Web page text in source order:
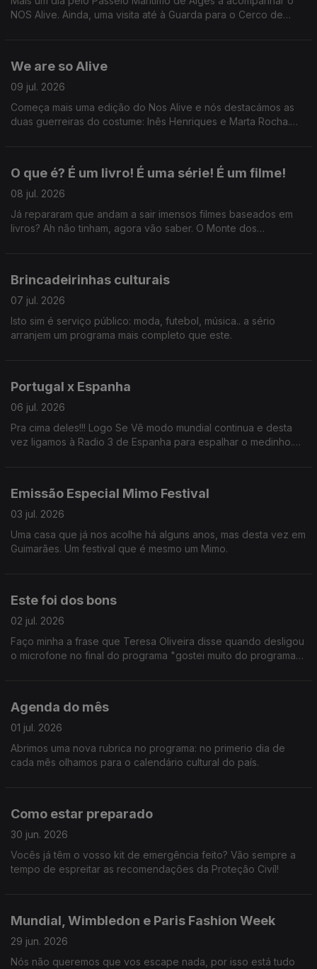
NOS Alive. Ainda, uma visita até à Guarda para o Cerco de
We are so Alive
09 jul. 2026
Começa mais uma edição do Nos Alive e nós destacámos as
duas guerreiras do costume: Inês Henriques e Marta Rocha.
O que é? É um livro! É uma série! É um filme!
08 jul. 2026
Já repararam que andam a sair imensos filmes baseados em
livros? Ah não tinham, agora vão saber. O Monte dos
Brincadeirinhas culturais
07 jul. 2026
Isto sim é serviço público: moda, futebol, música.. a sério
arranjem um programa mais completo que este.
Portugal x Espanha
06 jul. 2026
Pra cima deles!!! Logo Se Vê modo mundial continua e desta
vez ligamos à Radio 3 de Espanha para espalhar o medinho.
Emissão Especial Mimo Festival
03 jul. 2026
Uma casa que já nos acolhe há alguns anos, mas desta vez em
Guimarães. Um festival que é mesmo um Mimo.
Este foi dos bons
02 jul. 2026
Faço minha a frase que Teresa Oliveira disse quando desligou
o microfone no final do programa "gostei muito do programa
Agenda do mês
01 jul. 2026
Abrimos uma nova rubrica no programa: no primerio dia de
cada mês olhamos para o calendário cultural do país.
Como estar preparado
30 jun. 2026
Vocês já têm o vosso kit de emergência feito? Vão sempre a
tempo de espreitar as recomendações da Proteção Civíl!
Mundial, Wimbledon e Paris Fashion Week
29 jun. 2026
Nós não queremos que vos escape nada, por isso está tudo